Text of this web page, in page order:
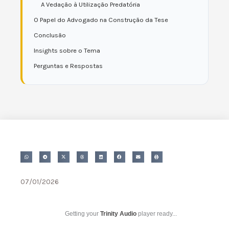
A Vedação à Utilização Predatória
O Papel do Advogado na Construção da Tese
Conclusão
Insights sobre o Tema
Perguntas e Respostas
07/01/2026
Getting your Trinity Audio player ready...